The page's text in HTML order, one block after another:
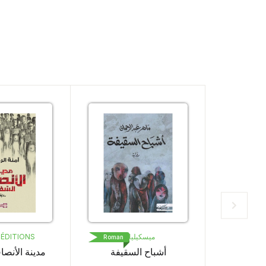
أشباح السقيفة
Roman
العظماء يموتون في أفريل